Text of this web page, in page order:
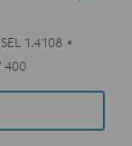
SEL 1.4108
400